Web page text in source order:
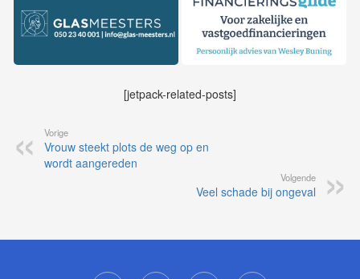
[jetpack-related-posts]
Vorige
Vrouw steekt plots de weg op en
wordt aangereden
Volgende
Veel schade bij ongeval